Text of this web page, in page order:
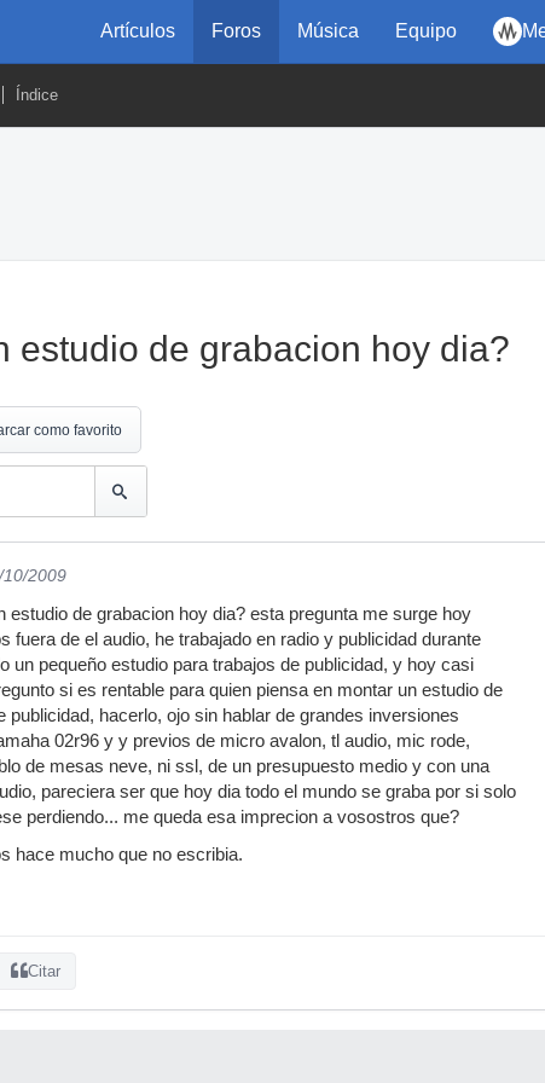
Artículos Foros Música Equipo
Índice
estudio de grabacion hoy dia?
como favorito
10/2009
estudio de grabacion hoy dia? esta pregunta me surge hoy
fuera de el audio, he trabajado en radio y publicidad durante
un pequeño estudio para trabajos de publicidad, y hoy casi
si es rentable para quien piensa en montar un estudio de
publicidad, hacerlo, ojo sin hablar de grandes inversiones
02r96 y y previos de micro avalon, tl audio, mic rode,
de mesas neve, ni ssl, de un presupuesto medio y con una
pareciera ser que hoy dia todo el mundo se graba por si solo
perdiendo... me queda esa imprecion a vosostros que?
hace mucho que no escribia.
Citar